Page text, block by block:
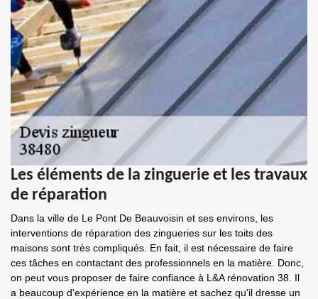
Les éléments de la zinguerie et les travaux
de réparation
Dans la ville de Le Pont De Beauvoisin et ses environs, les
interventions de réparation des zingueries sur les toits des
maisons sont très compliqués. En fait, il est nécessaire de faire
ces tâches en contactant des professionnels en la matière. Donc,
on peut vous proposer de faire confiance à L&A rénovation 38. Il
a beaucoup d'expérience en la matière et sachez qu'il dresse un